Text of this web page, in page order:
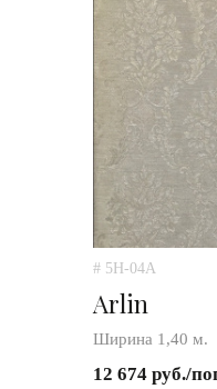
# 5H-04A
Arlin
Ширина 1,40 м.
12 674 руб./